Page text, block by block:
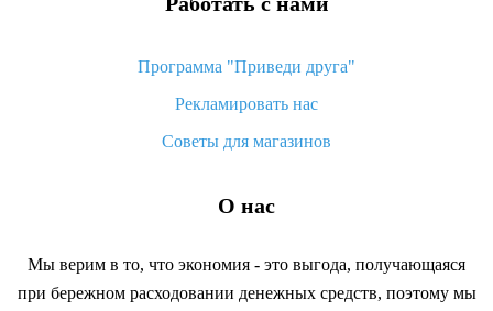
Программа "Приведи друга"
Рекламировать нас
Советы для магазинов
О нас
Мы верим в то, что экономия - это выгода, получающаяся
при бережном расходовании денежных средств, поэтому мы